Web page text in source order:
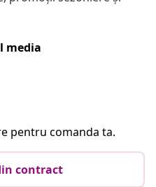
media
pentru comanda ta.
contract